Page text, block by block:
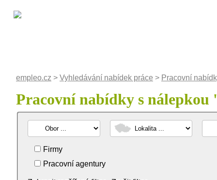
empleo.cz > Vyhledávání nabídek práce > Pracovní
Pracovní nabídky s nálepkou '
Firmy
Pracovní agentury